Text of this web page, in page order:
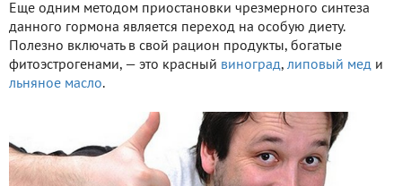
Еще одним методом приостановки чрезмерного синтеза
данного гормона является переход на особую диету.
Полезно включать в свой рацион продукты, богатые
фитоэстрогенами, — это красный виноград, липовый мед и
льняное масло.